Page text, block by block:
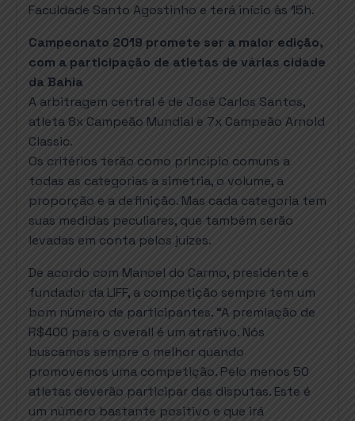
Faculdade Santo Agostinho e terá início às 15h.
Campeonato 2019 promete ser a maior edição,
com a participação de atletas de várias cidade
da Bahia
A arbitragem central é de José Carlos Santos,
atleta 8x Campeão Mundial e 7x Campeão Arnold
Classic.
Os critérios terão como princípio comuns a
todas as categorias a simetria, o volume, a
proporção e a definição. Mas cada categoria tem
suas medidas peculiares, que também serão
levadas em conta pelos juízes.
De acordo com Manoel do Carmo, presidente e
fundador da LIFF, a competição sempre tem um
bom número de participantes. “A premiação de
R$400 para o overall é um atrativo. Nós
buscamos sempre o melhor quando
promovemos uma competição. Pelo menos 50
atletas deverão participar das disputas. Este é
um número bastante positivo e que irá